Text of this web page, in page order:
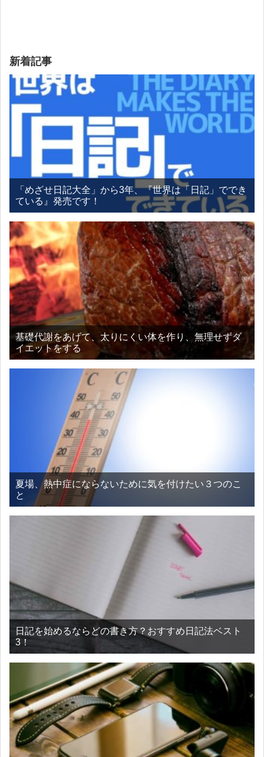
新着記事
「めざせ日記大全」から3年、『世界は「日記」ででき
ている』発売です！
基礎代謝をあげて、太りにくい体を作り、無理せずダ
イエットをする
夏場、熱中症にならないために気を付けたい３つのこ
と
日記を始めるならどの書き方？おすすめ日記法ベスト
3！